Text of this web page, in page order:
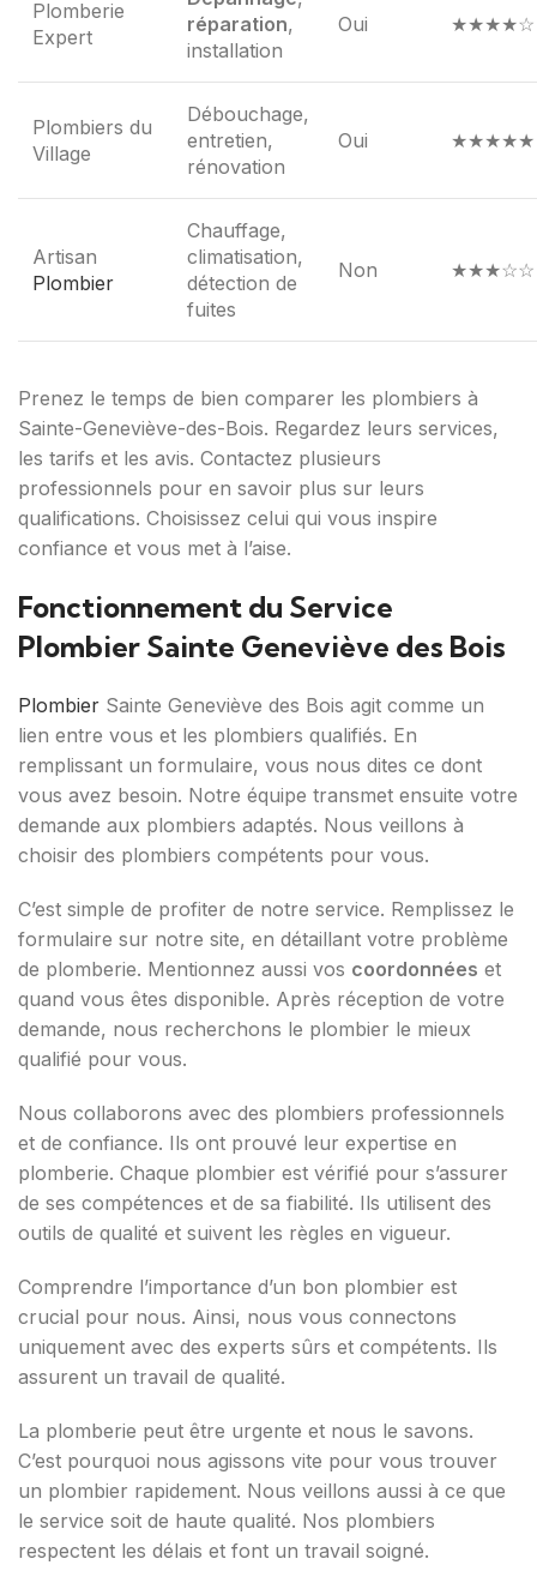
Plomberie
Expert
réparation,
installation
Oui ★★★★☆
Plombiers du
Village
Débouchage,
entretien,
rénovation
Oui ★★★★★
Artisan
Plombier
Chauffage,
climatisation,
détection de
fuites
Non ★★★☆☆
Prenez le temps de bien comparer les plombiers à
Sainte-Geneviève-des-Bois. Regardez leurs services,
les tarifs et les avis. Contactez plusieurs
professionnels pour en savoir plus sur leurs
qualifications. Choisissez celui qui vous inspire
confiance et vous met à l’aise.
Fonctionnement du Service
Plombier Sainte Geneviève des Bois
Plombier Sainte Geneviève des Bois agit comme un
lien entre vous et les plombiers qualifiés. En
remplissant un formulaire, vous nous dites ce dont
vous avez besoin. Notre équipe transmet ensuite votre
demande aux plombiers adaptés. Nous veillons à
choisir des plombiers compétents pour vous.
C’est simple de profiter de notre service. Remplissez le
formulaire sur notre site, en détaillant votre problème
de plomberie. Mentionnez aussi vos coordonnées et
quand vous êtes disponible. Après réception de votre
demande, nous recherchons le plombier le mieux
qualifié pour vous.
Nous collaborons avec des plombiers professionnels
et de confiance. Ils ont prouvé leur expertise en
plomberie. Chaque plombier est vérifié pour s’assurer
de ses compétences et de sa fiabilité. Ils utilisent des
outils de qualité et suivent les règles en vigueur.
Comprendre l’importance d’un bon plombier est
crucial pour nous. Ainsi, nous vous connectons
uniquement avec des experts sûrs et compétents. Ils
assurent un travail de qualité.
La plomberie peut être urgente et nous le savons.
C’est pourquoi nous agissons vite pour vous trouver
un plombier rapidement. Nous veillons aussi à ce que
le service soit de haute qualité. Nos plombiers
respectent les délais et font un travail soigné.